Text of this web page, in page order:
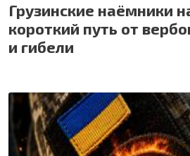
Грузинские наёмники
короткий путь от
и гибели